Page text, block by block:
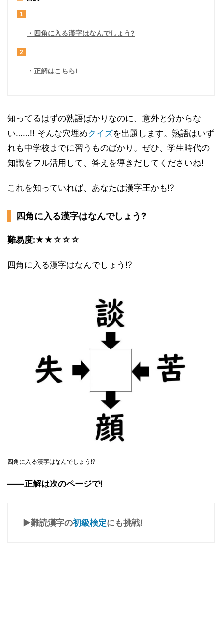
1
四角に入る漢字はなんでしょう?
2
正解はこちら!
知ってるはずの熟語ばかりなのに、意外と分からな
い……!! そんな穴埋めクイズを出題します。熟語はいず
れも中学校までに習うものばかり。ぜひ、学生時代の
知識をフル活用して、答えを導きだしてくださいね!
これを知っていれば、あなたは漢字王かも!?
四角に入る漢字はなんでしょう?
難易度:★★☆☆☆
四角に入る漢字はなんでしょう!?
四角に入る漢字はなんでしょう!?
――正解は次のページで!
▶難読漢字の初級検定にも挑戦!